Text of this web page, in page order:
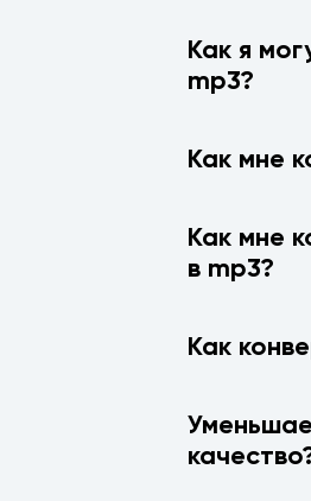
Как я
mp3?
Как мне
Как мне
в mp3?
Как